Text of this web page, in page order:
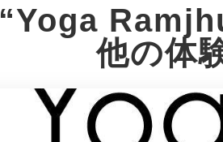
“Yoga
他の体
多度津